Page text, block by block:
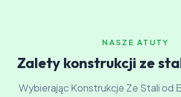
NASZE ATUTY
Zalety konstrukcji ze
Wybierając Konstrukcje Ze Stali od